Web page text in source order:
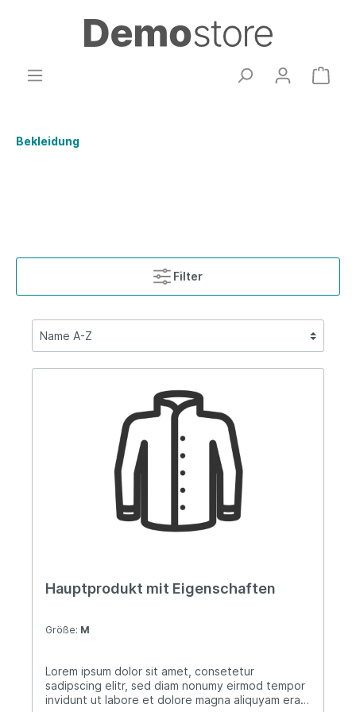
Bekleidung
Filter
Hauptprodukt mit Eigenschaften
Größe: M
Lorem ipsum dolor sit amet, consetetur
sadipscing elitr, sed diam nonumy eirmod tempor
invidunt ut labore et dolore magna aliquyam erat,